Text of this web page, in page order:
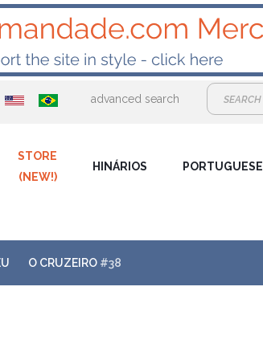
advanced search
STORE
(NEW!)
HINÁRIOS PORTUGUESE
O CRUZEIRO #38